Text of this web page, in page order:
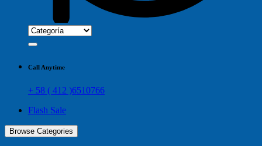
Call Anytime
+ 58 ( 412 )6510766
Flash Sale
Browse Categories